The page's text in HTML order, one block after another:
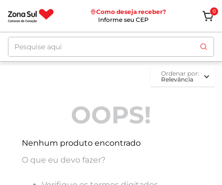
Como deseja receber?
Informe seu CEP
0
Pesquise aqui
ordenar por
Relevância
OOPS!
Nenhum produto encontrado
O que eu devo fazer?